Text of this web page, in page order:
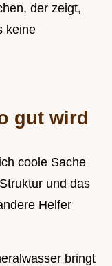
der zeigt,
keine
gut wird
coole Sache
und das
Helfer
bringt